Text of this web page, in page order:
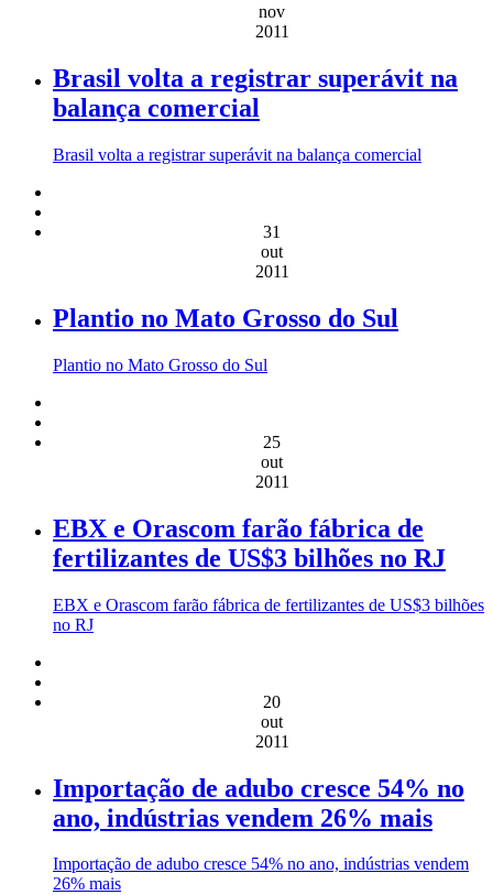
nov
2011
Brasil volta a registrar superávit na
balança comercial
Brasil volta a registrar superávit na balança comercial
31
out
2011
Plantio no Mato Grosso do Sul
Plantio no Mato Grosso do Sul
25
out
2011
EBX e Orascom farão fábrica de
fertilizantes de US$3 bilhões no RJ
EBX e Orascom farão fábrica de fertilizantes de US$3 bilhões
no RJ
20
out
2011
Importação de adubo cresce 54% no
ano, indústrias vendem 26% mais
Importação de adubo cresce 54% no ano, indústrias vendem
26% mais